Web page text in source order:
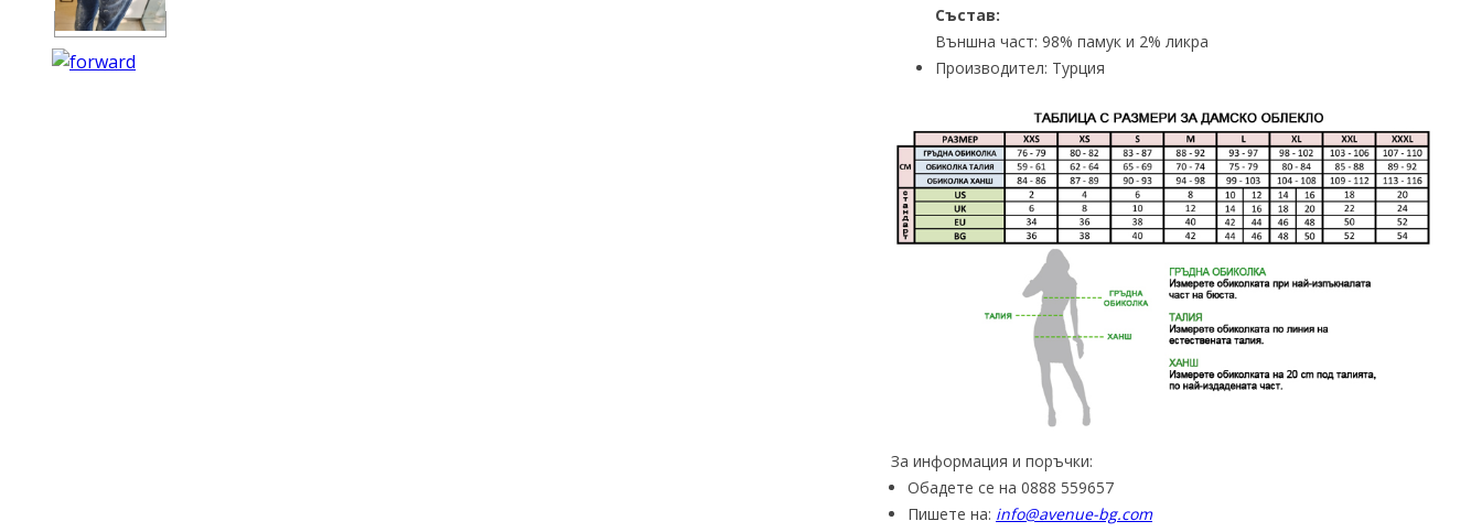
Състав:
Външна част: 98% памук и 2% ликра
Производител: Турция
За информация и поръчки:
Обадете се на 0888 559657
Пишете на: info@avenue-bg.com